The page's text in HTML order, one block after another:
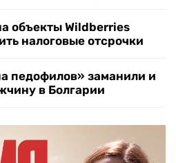
объекты Wildberries
налоговые отсрочки
педофилов» заманили и
в Болгарии